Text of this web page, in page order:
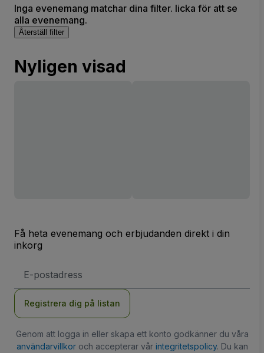
Inga evenemang matchar dina filter. licka för att se
alla evenemang.
Återställ filter
Nyligen visad
Få heta evenemang och erbjudanden direkt i din
inkorg
postadress
Registrera dig på listan
Genom att logga in eller skapa ett konto godkänner du våra
användarvillkoroch accepterar vår integritetspolicy. Du kan